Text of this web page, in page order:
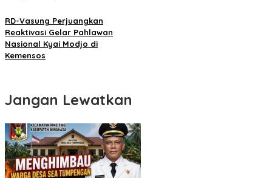
RD-Vasung Perjuangkan
Reaktivasi Gelar Pahlawan
Nasional Kyai Modjo di
Kemensos
Jangan Lewatkan